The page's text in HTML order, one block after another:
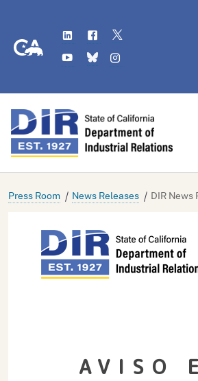
CA.gov
LinkedIn
Flickr
YouTube
Bluesky
Press Room News Releases DIR News
AVISO